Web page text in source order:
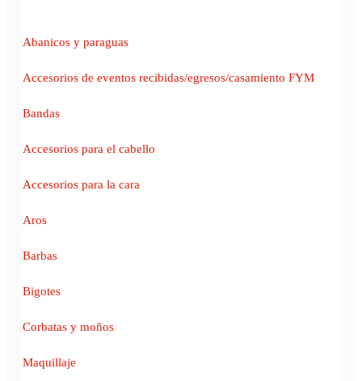
Abanicos y paraguas
Accesorios de eventos recibidas/egresos/casamiento FYM
Bandas
Accesorios para el cabello
Accesorios para la cara
Aros
Barbas
Bigotes
Corbatas y moños
Maquillaje